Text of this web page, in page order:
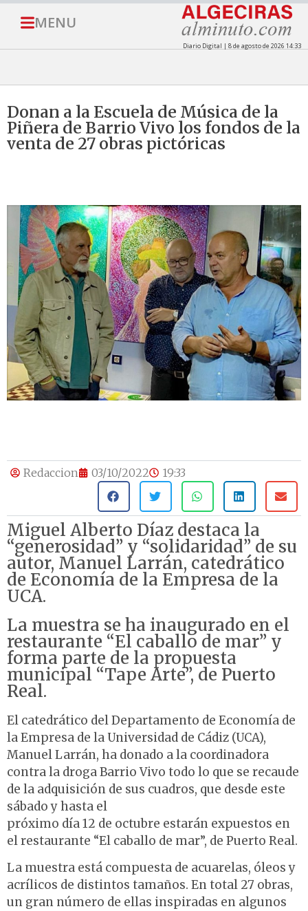
MENU
Diario Digital | 8 de agosto de 2026 14:33
Donan a la Escuela de Música de la
Piñera de Barrio Vivo los fondos de la
venta de 27 obras pictóricas
Redaccion 03/10/2022 19:33
Miguel Alberto Díaz destaca la
“generosidad” y “solidaridad” de su
autor, Manuel Larrán, catedrático
de Economía de la Empresa de la
UCA.
La muestra se ha inaugurado en el
restaurante “El caballo de mar” y
forma parte de la propuesta
municipal “Tape Arte”, de Puerto
Real.
El catedrático del Departamento de Economía de
la Empresa de la Universidad de Cádiz (UCA),
Manuel Larrán, ha donado a la coordinadora
contra la droga Barrio Vivo todo lo que se recaude
de la adquisición de sus cuadros, que desde este
sábado y hasta el
próximo día 12 de octubre estarán expuestos en
el restaurante “El caballo de mar”, de Puerto Real.
La muestra está compuesta de acuarelas, óleos y
acrílicos de distintos tamaños. En total 27 obras,
un gran número de ellas inspiradas en algunos